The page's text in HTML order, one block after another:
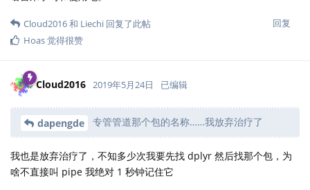
回复
Cloud2016和 Liechi 回复了此帖
Hoas觉得很赞
Cloud2016 2019年5月24日 已编辑
dapengde 专管管道那个包的名称……我放弃治疗了
我也是放弃治疗了，不知多少次我要先找 dplyr 然后找那个包，为
啥不直接叫 pipe 我绝对 1 秒钟记住它